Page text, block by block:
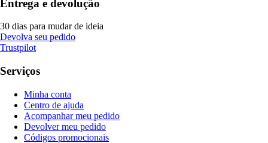
Entrega e devolução
30 dias para mudar de ideia
Devolva seu pedido
Trustpilot
Serviços
Minha conta
Centro de ajuda
Acompanhar meu pedido
Devolver meu pedido
Códigos promocionais